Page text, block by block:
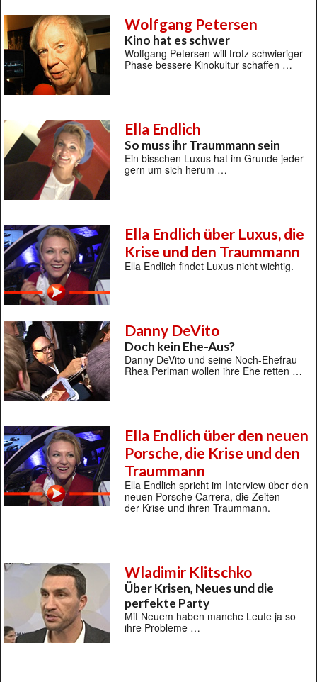
Wolfgang Petersen
Kino hat es schwer
Wolfgang Petersen will trotz schwieriger
Phase bessere Kinokultur schaffen …
Ella Endlich
So muss ihr Traummann sein
Ein bisschen Luxus hat im Grunde jeder
gern um sich herum …
Ella Endlich über Luxus, die
Krise und den Traummann
Ella Endlich findet Luxus nicht wichtig.
Danny DeVito
Doch kein Ehe-Aus?
Danny DeVito und seine Noch-Ehefrau
Rhea Perlman wollen ihre Ehe retten …
Ella Endlich über den neuen
Porsche, die Krise und den
Traummann
Ella Endlich spricht im Interview über den
neuen Porsche Carrera, die Zeiten
der Krise und ihren Traummann.
Wladimir Klitschko
Über Krisen, Neues und die
perfekte Party
Mit Neuem haben manche Leute ja so
ihre Probleme …